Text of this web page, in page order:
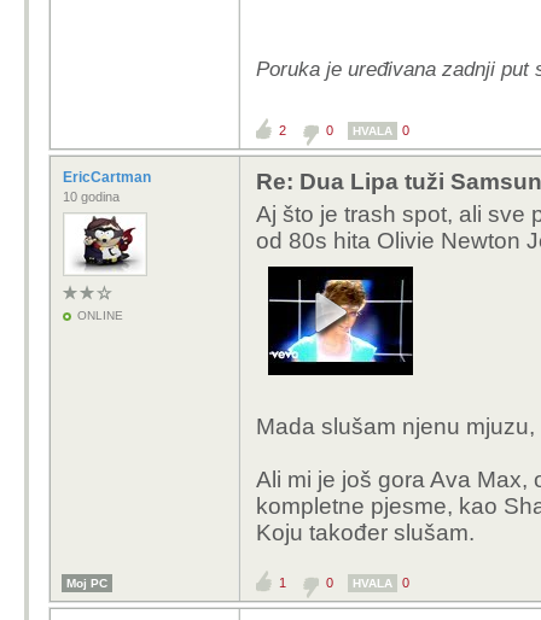
Samsung realno neče
Poruka je uređivana zadnji put
2 0 HVALA 0
EricCartman
10 godina
ONLINE
Re: Dua Lipa tuži
Aj što je trash spot, ali sve
od 80s hita Olivie Newton
Mada slušam njenu mjuzu,
Ali mi je još gora Ava Max,
kompletne pjesme, kao
Koju također slušam.
Moj PC 1 0 HVALA 0